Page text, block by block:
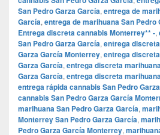
San Pedro Garza García, entrega de
García, entrega de marihuana San
Entrega discreta cannabis Monterrey** -,
San Pedro Garza García, entrega
Garza García Monterrey, entrega
Garza García, entrega discreta
Garza García, entrega discreta
entrega rápida cannabis San Pedro
cannabis San Pedro Garza García
marihuana San Pedro Garza García,
Monterrey San Pedro Garza García,
Pedro Garza García Monterrey,